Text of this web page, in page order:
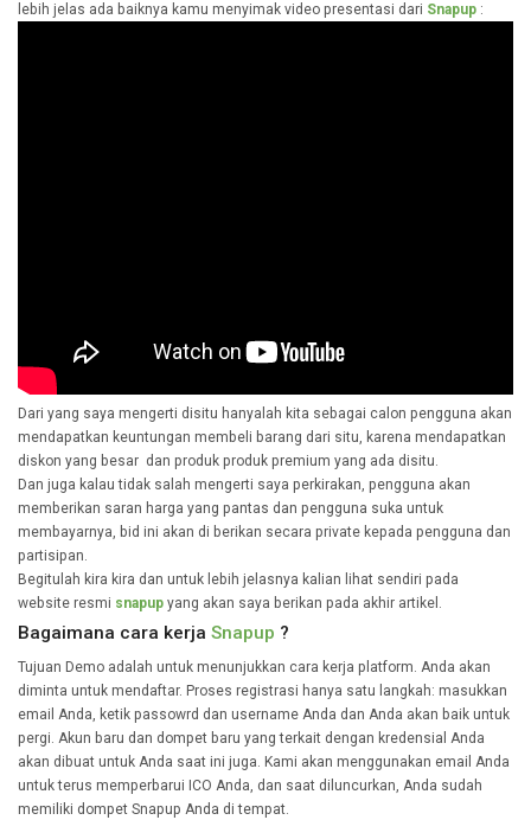
lebih jelas ada baiknya kamu menyimak video presentasi dari Snapup :
Dari yang saya mengerti disitu hanyalah kita sebagai calon pengguna akan
mendapatkan keuntungan membeli barang dari situ, karena mendapatkan
diskon yang besar dan produk produk premium yang ada disitu.
Dan juga kalau tidak salah mengerti saya perkirakan, pengguna akan
memberikan saran harga yang pantas dan pengguna suka untuk
membayarnya, bid ini akan di berikan secara private kepada pengguna dan
partisipan.
Begitulah kira kira dan untuk lebih jelasnya kalian lihat sendiri pada
website resmi snapup yang akan saya berikan pada akhir artikel.
Bagaimana cara kerja Snapup ?
Tujuan Demo adalah untuk menunjukkan cara kerja platform. Anda akan
diminta untuk mendaftar. Proses registrasi hanya satu langkah: masukkan
email Anda, ketik passowrd dan username Anda dan Anda akan baik untuk
pergi. Akun baru dan dompet baru yang terkait dengan kredensial Anda
akan dibuat untuk Anda saat ini juga. Kami akan menggunakan email Anda
untuk terus memperbarui ICO Anda, dan saat diluncurkan, Anda sudah
memiliki dompet Snapup Anda di tempat.